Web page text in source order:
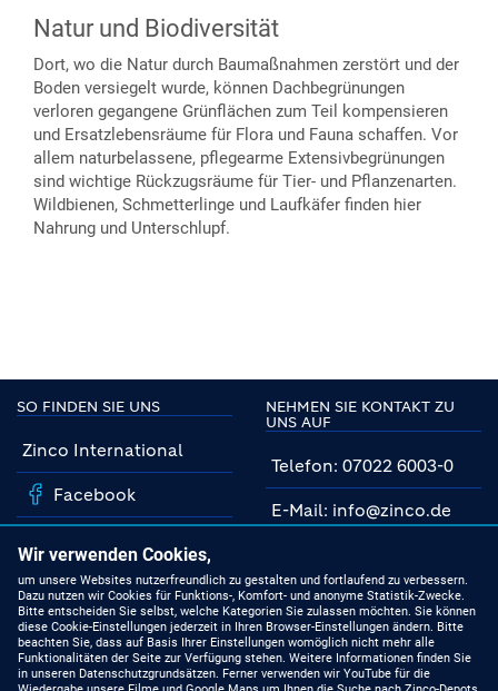
Natur und Biodiversität
Dort, wo die Natur durch Baumaßnahmen zerstört und der
Boden versiegelt wurde, können Dachbegrünungen
verloren gegangene Grünflächen zum Teil kompensieren
und Ersatzlebensräume für Flora und Fauna schaffen. Vor
allem naturbelassene, pflegearme Extensivbegrünungen
sind wichtige Rückzugsräume für Tier- und Pflanzenarten.
Wildbienen, Schmetterlinge und Laufkäfer finden hier
Nahrung und Unterschlupf.
SO FINDEN SIE UNS
Zinco International
Facebook
YouTube
Linkedin
NEHMEN SIE KONTAKT ZU
UNS AUF
Telefon: 07022 6003-0
E-Mail: info@zinco.de
MIT UNS AUF DEM
NEUESTEN STAND
Produkte
Wir verwenden Cookies,
um unsere Websites nutzerfreundlich zu gestalten und fortlaufend zu verbessern.
Dazu nutzen wir Cookies für Funktions-, Komfort- und anonyme Statistik-Zwecke.
Bitte entscheiden Sie selbst, welche Kategorien Sie zulassen möchten. Sie können
diese Cookie-Einstellungen jederzeit in Ihren Browser-Einstellungen ändern. Bitte
beachten Sie, dass auf Basis Ihrer Einstellungen womöglich nicht mehr alle
Funktionalitäten der Seite zur Verfügung stehen. Weitere Informationen finden Sie
in unseren Datenschutzgrundsätzen. Ferner verwenden wir YouTube für die